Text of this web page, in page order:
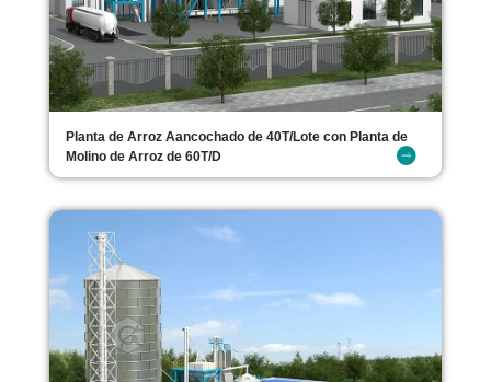
Planta de Arroz Aancochado de 40T/Lote con Planta de
Molino de Arroz de 60T/D